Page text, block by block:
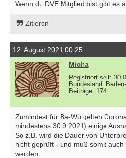
Wenn du DVE Mitglied bist gibt es
Zitieren
12. August 2021 00:25
Micha
Registriert seit:
Bundesland:
Beiträge: 174
Zumindest für Ba-Wü gelten
mindestens 30.9.2021) einige
So z.B. wird die Dauer von
nicht geprüft - und muß somit auch
werden.